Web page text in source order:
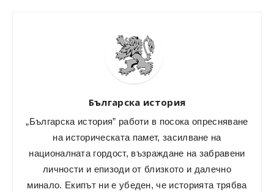
Българска история
„Българска история” работи в посока опресняване
на историческата памет, засилване на
националната гордост, възраждане на забравени
личности и епизоди от близкото и далечно
минало. Екипът ни е убеден, че историята трябва